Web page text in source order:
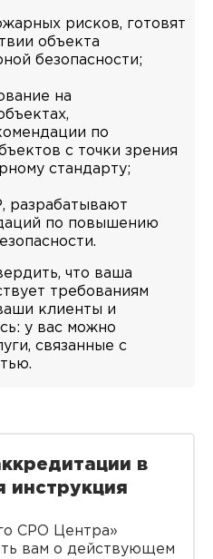
рисков, готовят
объекта
безопасности;
на
по
с точки зрения
стандарту;
разрабатывают
по повышению
что ваша
требованиям
клиенты и
у вас можно
связанные с
в
инструкция
СРО Центра»
вам о действующем